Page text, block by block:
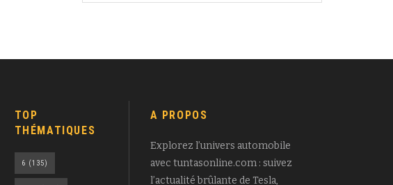
TOP
THÉMATIQUES
6 (135)
A PROPOS
Explorez l’univers automobile
avec tuntasonline.com : suivez
l’actualité brûlante de Tesla,